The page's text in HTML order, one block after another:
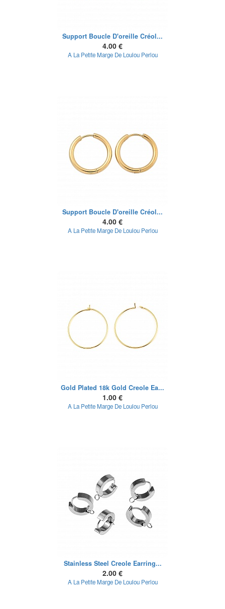
Support Boucle D'oreille Créol...
4.00 €
A La Petite Marge De Loulou Perlou
Support Boucle D'oreille Créol...
4.00 €
A La Petite Marge De Loulou Perlou
Gold Plated 18k Gold Creole Ea...
1.00 €
A La Petite Marge De Loulou Perlou
Stainless Steel Creole Earring...
2.00 €
A La Petite Marge De Loulou Perlou